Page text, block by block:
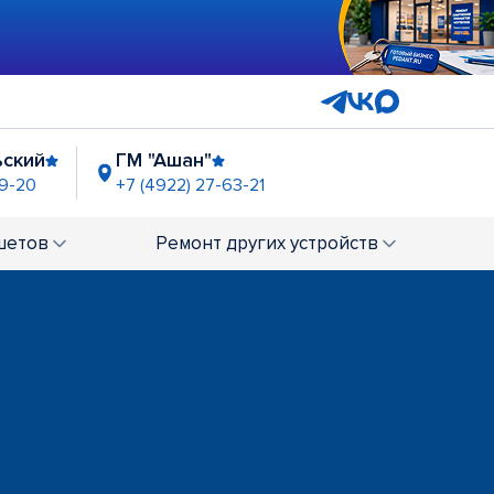
20
ГМ "Ашан"
+7 (4922) 27-63-21
Ремонт других устройств